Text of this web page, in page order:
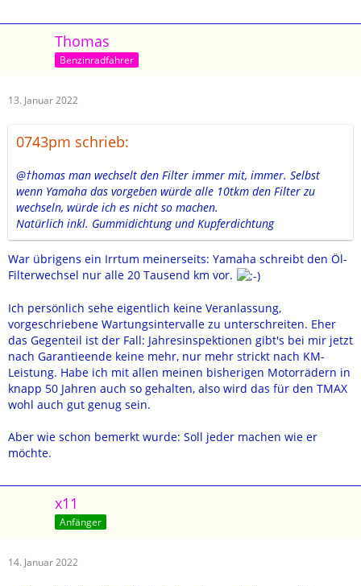
Thomas
Benzinradfahrer
13. Januar 2022
0743pm schrieb:
@†homas man wechselt den Filter immer mit, immer. Selbst
wenn Yamaha das vorgeben würde alle 10tkm den Filter zu
wechseln, würde ich es nicht so machen.
Natürlich inkl. Gummidichtung und Kupferdichtung
War übrigens ein Irrtum meinerseits: Yamaha schreibt den Öl-
Filterwechsel nur alle 20 Tausend km vor.
Ich persönlich sehe eigentlich keine Veranlassung,
vorgeschriebene Wartungsintervalle zu unterschreiten. Eher
das Gegenteil ist der Fall: Jahresinspektionen gibt's bei mir jetzt
nach Garantieende keine mehr, nur mehr strickt nach KM-
Leistung. Habe ich mit allen meinen bisherigen Motorrädern in
knapp 50 Jahren auch so gehalten, also wird das für den TMAX
wohl auch gut genug sein.
Aber wie schon bemerkt wurde: Soll jeder machen wie er
möchte.
x11
Anfänger
14. Januar 2022